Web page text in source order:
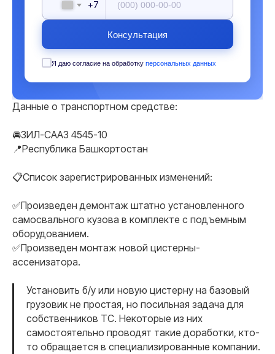
+7
Консультация
Я даю согласие на обработку персональных данных
Данные о транспортном средстве:
🚘ЗИЛ-СААЗ 4545-10
📍Республика Башкортостан
📋Список зарегистрированных изменений:
✅Произведен демонтаж штатно установленного
самосвального кузова в комплекте с подъемным
оборудованием.
✅Произведен монтаж новой цистерны-
ассенизатора.
Установить б/у или новую цистерну на базовый
грузовик не простая, но посильная задача для
собственников ТС. Некоторые из них
самостоятельно проводят такие доработки, кто-
то обращается в специализированные компании.